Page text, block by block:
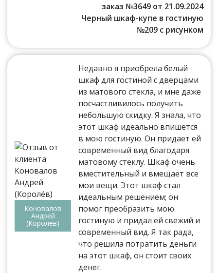
заказ №3649 от 21.09.2024
Черный шкаф-купе в гостиную
№209 с рисунком
Коновалов
Андрей
(Королёв)
Недавно я приобрела белый
шкаф для гостиной с дверцами
из матового стекла, и мне даже
посчастливилось получить
небольшую скидку. Я знала, что
этот шкаф идеально впишется
в мою гостиную. Он придает ей
современный вид благодаря
матовому стеклу. Шкаф очень
вместительный и вмещает все
мои вещи. Этот шкаф стал
идеальным решением; он
помог преобразить мою
гостиную и придал ей свежий и
современный вид. Я так рада,
что решила потратить деньги
на этот шкаф, он стоит своих
денег.